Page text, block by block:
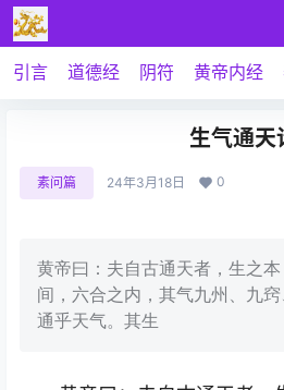
引言 道德经 阴符 黄帝内经
生气通天
素问篇 24年3月18日 0
黄帝曰：夫自古通天者，生之
间，六合之内，其气九州、九
通乎天气。其生